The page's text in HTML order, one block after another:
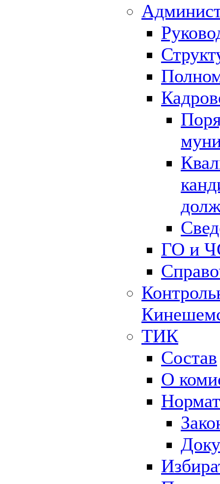
ГО и
ТИК
Состав
О